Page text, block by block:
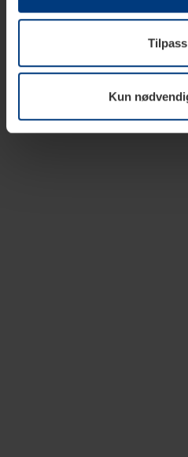
trenger vi din tillatelse. Du
tilbakekalle ditt samtykke i
informasjonskapselen på siden
Tilpass
Kun